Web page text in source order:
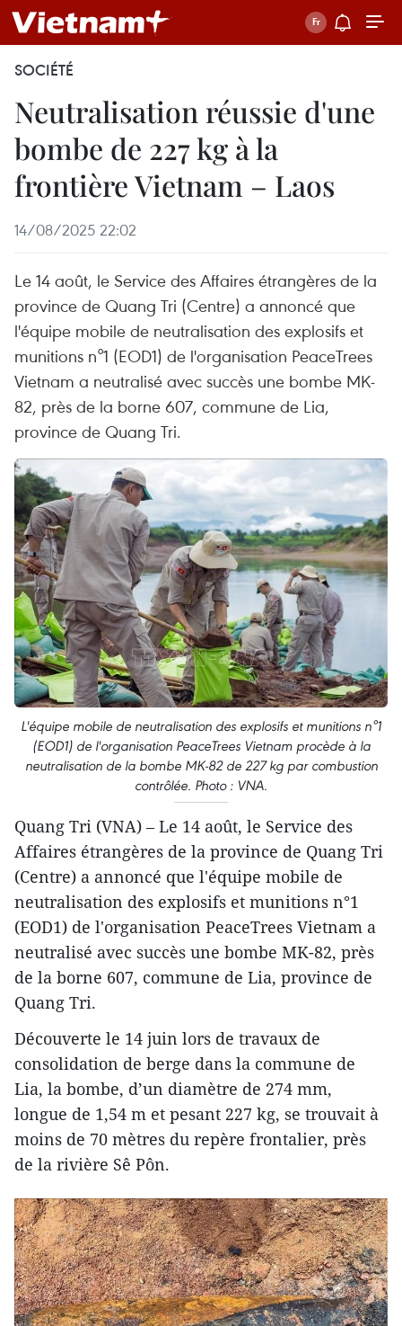
SOCIÉTÉ
Neutralisation réussie d'une
bombe de 227 kg à la
frontière Vietnam – Laos
14/08/2025 22:02
Le 14 août, le Service des Affaires étrangères de la
province de Quang Tri (Centre) a annoncé que
l'équipe mobile de neutralisation des explosifs et
munitions n°1 (EOD1) de l'organisation PeaceTrees
Vietnam a neutralisé avec succès une bombe MK-
82, près de la borne 607, commune de Lia,
province de Quang Tri.
L'équipe mobile de neutralisation des explosifs et munitions n°1
(EOD1) de l'organisation PeaceTrees Vietnam procède à la
neutralisation de la bombe MK-82 de 227 kg par combustion
contrôlée. Photo : VNA.
Quang Tri (VNA) – Le 14 août, le Service des
Affaires étrangères de la province de Quang Tri
(Centre) a annoncé que l'équipe mobile de
neutralisation des explosifs et munitions n°1
(EOD1) de l'organisation PeaceTrees Vietnam a
neutralisé avec succès une bombe MK-82, près
de la borne 607, commune de Lia, province de
Quang Tri.
Découverte le 14 juin lors de travaux de
consolidation de berge dans la commune de
Lia, la bombe, d’un diamètre de 274 mm,
longue de 1,54 m et pesant 227 kg, se trouvait à
moins de 70 mètres du repère frontalier, près
de la rivière Sê Pôn.